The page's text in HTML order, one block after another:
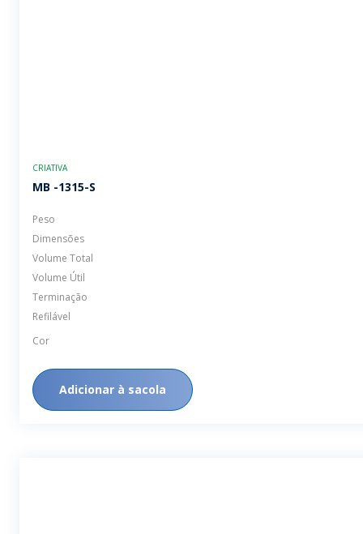
MB -1315-S
Dimensões
Volume Total
Volume Útil
Terminação
Refilável
Cor
Adicionar à sacola